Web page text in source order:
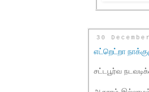
30
எட்றெட்றா
சட்டபூர்வ